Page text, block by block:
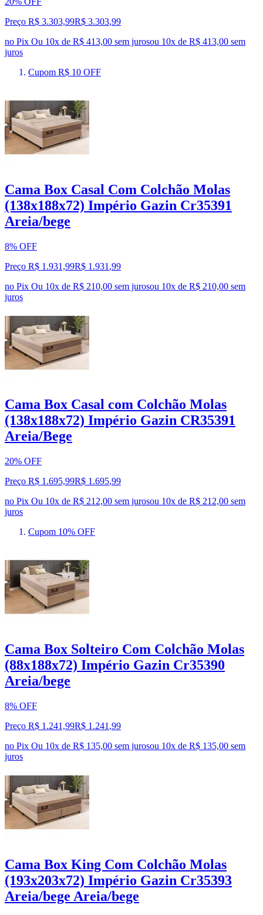
Preço R$ 3.303,99R$ 3.303,99
no Pix Ou 10x de R$ 413,00 sem jurosou 10x de R$ 413,00 sem
juros
Cupom R$ 10 OFF
Cama Box Casal Com Colchão Molas
(138x188x72) Império Gazin Cr35391
Areia/bege
8% OFF
Preço R$ 1.931,99R$ 1.931 ,99
no Pix Ou 10x de R$ 210,00 sem jurosou 10x de R$ 210,00 sem
juros
Cama Box Casal com Colchão Molas
(138x188x72) Império Gazin CR35391
Areia/Bege
20% OFF
Preço R$ 1.695,99R$ 1.695,99
no Pix Ou 10x de R$ 212,00 sem jurosou 10x de R$ 212,00 sem
juros
Cupom 10% OFF
Cama Box Solteiro Com Colchão Molas
(88x188x72) Império Gazin Cr35390
Areia/bege
8% OFF
Preço R$ 1.241,99R$ 1.241 ,99
no Pix Ou 10x de R$ 135,00 sem jurosou 10x de R$ 135,00 sem
juros
Cama Box King Com Colchão Molas
(193x203x72) Império Gazin Cr35393
Areia/bege Areia/bege